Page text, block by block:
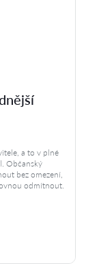
a to v plné
Občanský
bez omezení,
odmítnout.